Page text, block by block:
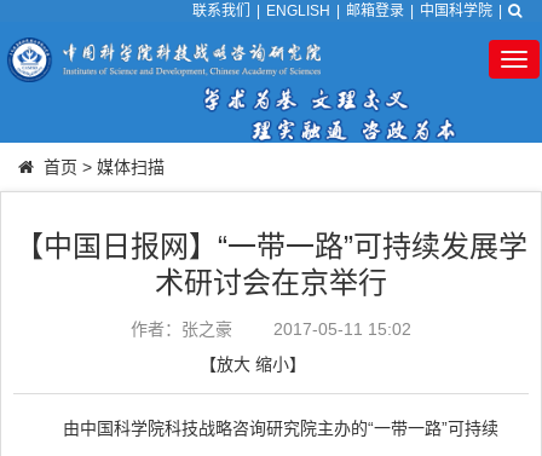
联系我们 ENGLISH 邮箱登录 中国科学院
首页 > 媒体扫描
【中国日报网】“一带一路”可持续发展学
术研讨会在京举行
作者：张之豪
2017-05-11 15:02
【放大 缩小】
由中国科学院科技战略咨询研究院主办的“一带一路”可持续